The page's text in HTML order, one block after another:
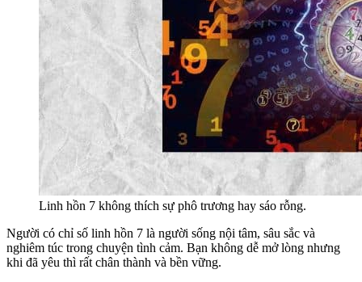
Linh hồn 7 không thích sự phô trương hay sáo rỗng.
Người có chỉ số linh hồn 7 là người sống nội tâm, sâu sắc và
nghiêm túc trong chuyện tình cảm. Bạn không dễ mở lòng nhưng
khi đã yêu thì rất chân thành và bền vững.